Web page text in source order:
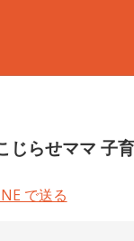
らせママ 子